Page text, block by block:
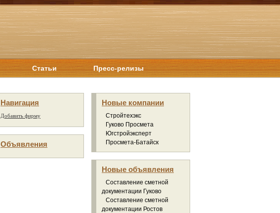
Статьи Пресс-релизы
Навигация
Добавить фирму
Объявления
Новые компании
Стройтехэкс
Гуково Просмета
Югстройэксперт
Просмета-Батайск
Новые объявления
Составление сметной
документации Гуково
Составление сметной
документации Ростов